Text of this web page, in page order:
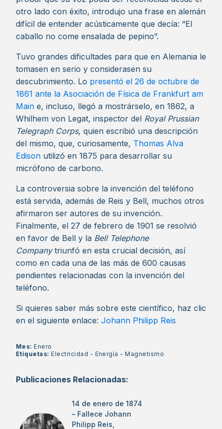
otro lado con éxito, introdujo una frase en alemán
difícil de entender acústicamente que decía: “El
caballo no come ensalada de pepino”.
Tuvo grandes dificultades para que en Alemania le
tomasen en serio y considerasen su
descubrimiento. Lo presentó el 26 de octubre de
1861 ante la Asociación de Física de Frankfurt am
Main e, incluso, llegó a mostrárselo, en 1862, a
Whilhem von Legat, inspector del Royal Prussian
Telegraph Corps, quien escribió una descripción
del mismo, que, curiosamente, Thomas Alva
Edison utilizó en 1875 para desarrollar su
micrófono de carbono.
La controversia sobre la invención del teléfono
está servida, además de Reis y Bell, muchos otros
afirmaron ser autores de su invención.
Finalmente, el 27 de febrero de 1901 se resolvió
en favor de Bell y la Bell Telephone
Companytriunfó en esta crucial decisión, así
como en cada una de las más de 600 causas
pendientes relacionadas con la invención del
teléfono.
Si quieres saber más sobre este científico, haz clic
en el siguiente enlace: Johann Philipp Reis
Mes:Enero
Etiquetas:Electricidad - Energía -Magnetismo
Publicaciones Relacionadas:
14 de enero de 1874
– Fallece Johann
Philipp Reis,